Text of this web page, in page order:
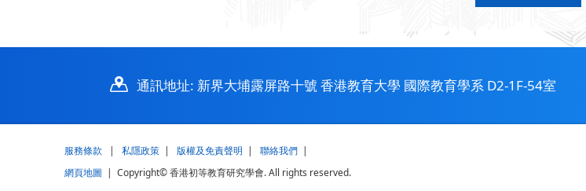
通訊地址: 新界大埔露屏路十號 香港教育大學 國際教育學系 D2-1F-54室
服務條款 | 私隱政策 | 版權及免責聲明 | 聯絡我們 |
網頁地圖 | Copyright© 香港初等教育研究學會. All rights reserved.